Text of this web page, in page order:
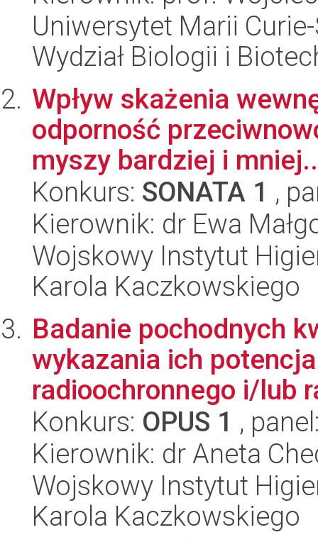
Uniwersytet Marii
Wydział Biologii i
Wpływ skażenia
odporność
myszy bardziej i
Konkurs: SONATA 1 ,
Kierownik: dr Ewa
Wojskowy Instytut
Karola Kaczkowskiego
Badanie pochodnych
wykazania ich
radioochronnego i/lub
Konkurs: OPUS 1 ,
Kierownik: dr Aneta
Wojskowy Instytut
Karola Kaczkowskiego